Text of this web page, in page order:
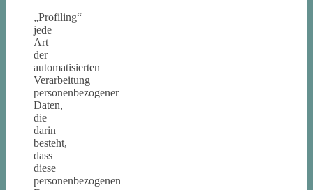
„Profiling“
jede
Art
der
automatisierten
Verarbeitung
personenbezogener
Daten,
die
darin
besteht,
dass
diese
personenbezogenen